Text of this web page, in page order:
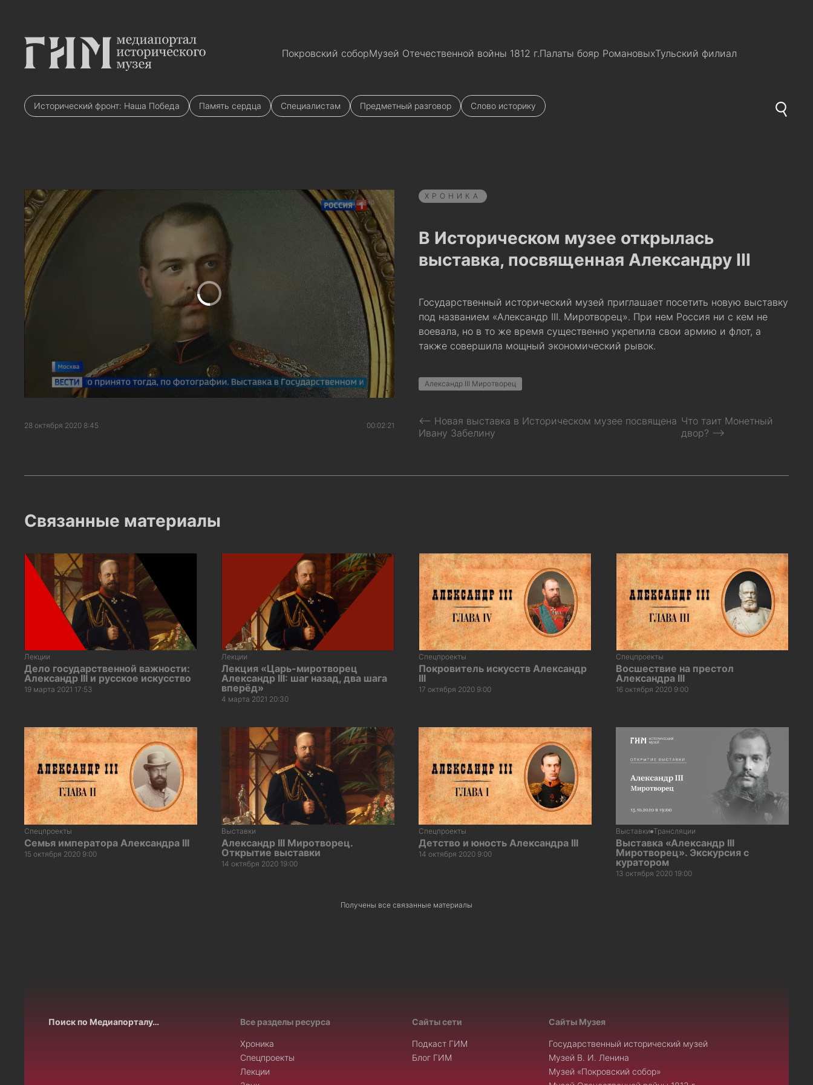
Покровский соборМузей Отечественной войны 1812 г.Палаты бояр РомановыхТульский филиал
Исторический фронт: Наша Победа Память сердца Специалистам Предметный разговор Слово историку
28 октября 2020 8:45 00:02:21
ХРОНИКА
В Историческом музее открылась
выставка, посвященная Александру III
Государственный исторический музей приглашает посетить новую выставку
под названием «Александр III. Миротворец». При нем Россия ни с кем не
воевала, но в то же время существенно укрепила свои армию и флот, а
также совершила мощный экономический рывок.
Александр III Миротворец
⟵ Новая выставка в Историческом музее посвящена
Ивану Забелину
Что таит Монетный
двор? ⟶
Связанные материалы
Лекции
Дело государственной важности:
Александр III и русское искусство
19 марта 2021 17:53
Лекции
Лекция «Царь-миротворец
Александр III: шаг назад, два шага
вперёд»
4 марта 2021 20:30
Спецпроекты
Покровитель искусств Александр
III
17 октября 2020 9:00
Спецпроекты
Восшествие на престол
Александра III
16 октября 2020 9:00
Спецпроекты
Семья императора Александра III
15 октября 2020 9:00
Выставки
Александр III Миротворец.
Открытие выставки
14 октября 2020 19:00
Спецпроекты
Детство и юность Александра III
14 октября 2020 9:00
Выставки Трансляции
Выставка «Александр III
Миротворец». Экскурсия с
куратором
13 октября 2020 19:00
Получены все связанные материалы
Поиск по Медиапорталу… Все разделы ресурса
Хроника
Спецпроекты
Лекции
Сайты сети
Подкаст ГИМ
Блог ГИМ
Сайты Музея
Государственный исторический музей
Музей В. И. Ленина
Музей «Покровский собор»